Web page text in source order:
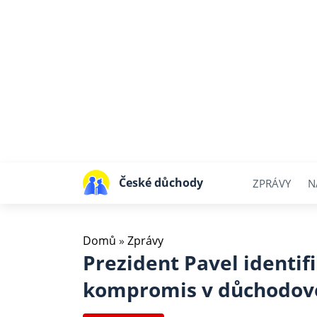
České důchody ZPRÁVY
Domů » Zprávy
Prezident Pavel
kompromis v